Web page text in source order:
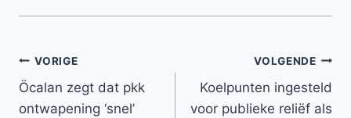
Bericht
navigatie
VORIGE
Öcalan zegt dat pkk
ontwapening ‘snel’
VOLGENDE
Koelpunten ingesteld
voor publieke reliëf als